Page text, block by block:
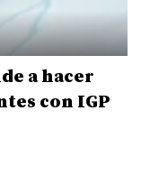
a hacer
con IGP